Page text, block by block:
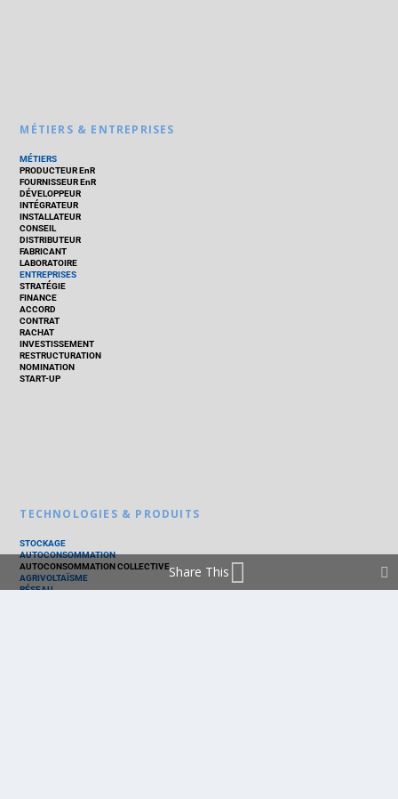
MÉTIERS & ENTREPRISES
MÉTIERS
PRODUCTEUR EnR
FOURNISSEUR EnR
DÉVELOPPEUR
INTÉGRATEUR
INSTALLATEUR
CONSEIL
DISTRIBUTEUR
FABRICANT
LABORATOIRE
ENTREPRISES
STRATÉGIE
FINANCE
ACCORD
CONTRAT
RACHAT
INVESTISSEMENT
RESTRUCTURATION
NOMINATION
START-UP
TECHNOLOGIES & PRODUITS
STOCKAGE
AUTOCONSOMMATION
AUTOCONSOMMATION COLLECTIVE
AGRIVOLTAÏSME
RÉSEAU
Share This